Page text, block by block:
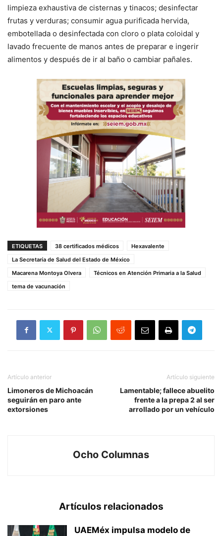
limpieza exhaustiva de cisternas y tinacos; desinfectar
frutas y verduras; consumir agua purificada hervida,
embotellada o desinfectada con cloro o plata coloidal y
lavado frecuente de manos antes de preparar e ingerir
alimentos y después de ir al baño o cambiar pañales.
ETIQUETAS 38 certificados médicos
Hexavalente
La Secretaría de Salud del Estado de México
Macarena Montoya Olvera
Técnicos en Atención Primaria a la Salud
tema de vacunación
Artículo anterior
Limoneros de Michoacán
seguirán en paro ante
extorsiones
Artículo siguiente
Lamentable; fallece abuelito
frente a la prepa 2 al ser
arrollado por un vehículo
Ocho Columnas
Artículos relacionados
UAEMéx impulsa modelo de